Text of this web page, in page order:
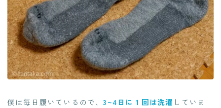
僕は毎日履いているので、3~4日に１回は洗濯 していま